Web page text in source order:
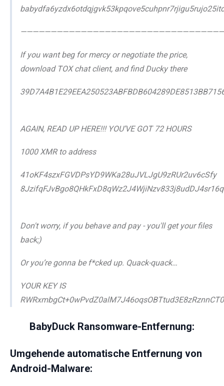
If you want beg for mercy or negotiate the price,
download TOX chat client, and find Ducky there
AGAIN, READ UP HERE!!! YOU’VE GOT 72 HOURS
1000 XMR to address
41oKF4szxFGVDPsYD9WKa28uJVLJgU9zRUr2uv6cSfy
Don't worry, if you behave and pay - you'll get your files
back;)
Or you’re gonna be f*cked up. Quack-quack…
YOUR KEY IS
BabyDuck Ransomware-Entfernung:
Umgehende automatische Entfernung von
Android-Malware: